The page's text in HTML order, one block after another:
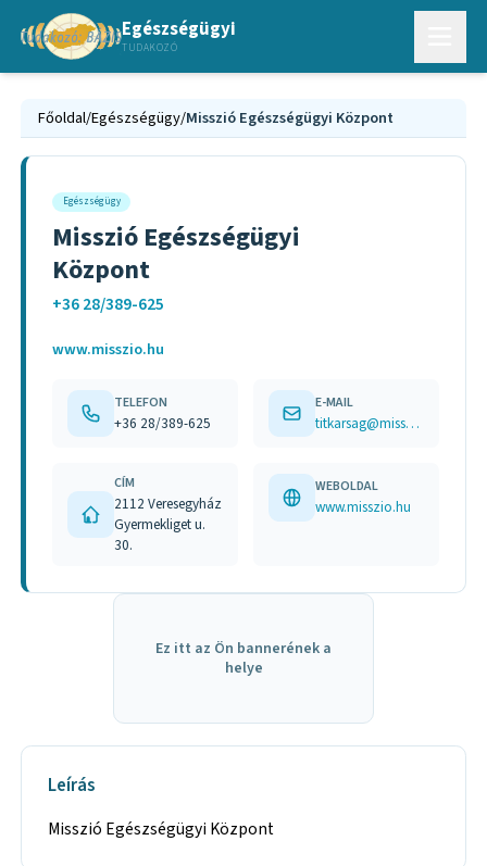
Egészségügyi
TUDAKOZÓ
Főoldal/Egészségügy/Misszió Egészségügyi Központ
Egészségügy
Misszió Egészségügyi
Központ
+36 28/389-625
www.misszio.hu
TELEFON
+36 28/389-625
E-MAIL
titkarsag@misszio.hu
CÍM
2112 Veresegyház
Gyermekliget u.
30.
WEBOLDAL
www.misszio.hu
Ez itt az Ön bannerének a
helye
Leírás
Misszió Egészségügyi Központ